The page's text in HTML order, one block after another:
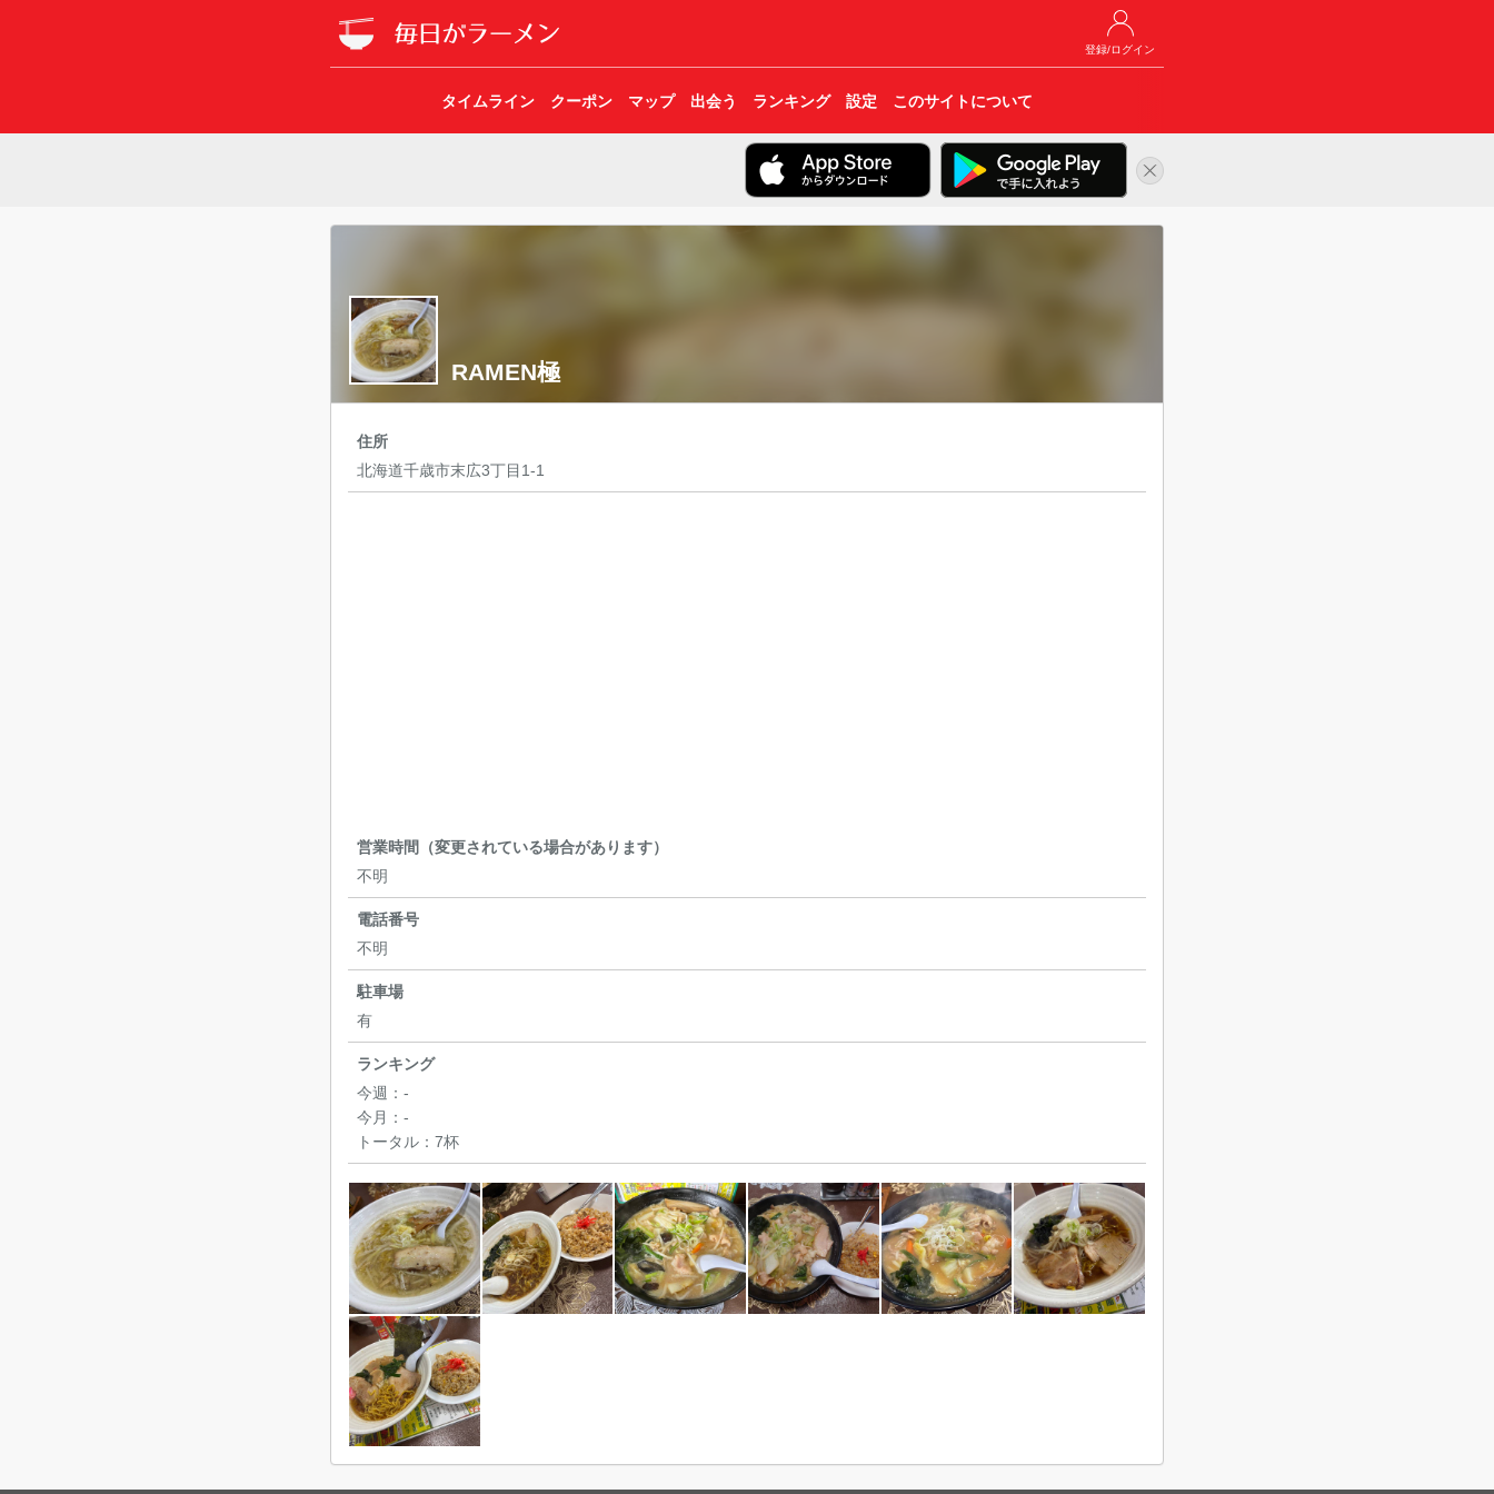
登録/ログイン
タイムライン クーポン マップ 出会う ランキング 設定 このサイトについて
RAMEN極
住所
北海道千歳市末広3丁目1-1
営業時間（変更されている場合があります）
不明
電話番号
不明
駐車場
有
ランキング
今週： -
今月： -
トータル： 7杯